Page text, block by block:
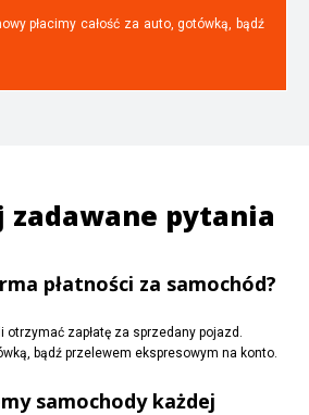
płacimy całość za auto, gotówką, bądź
zadawane pytania
płatności za samochód?
otrzymać zapłatę za sprzedany pojazd.
bądź przelewem ekspresowym na konto.
samochody każdej